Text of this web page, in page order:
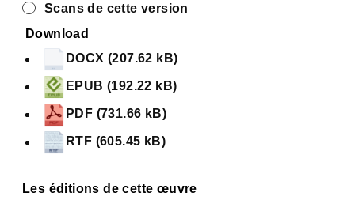
Scans de cette version
Download
DOCX (207.62 kB)
EPUB (192.22 kB)
PDF (731.66 kB)
RTF (605.45 kB)
Les éditions de cette œuvre